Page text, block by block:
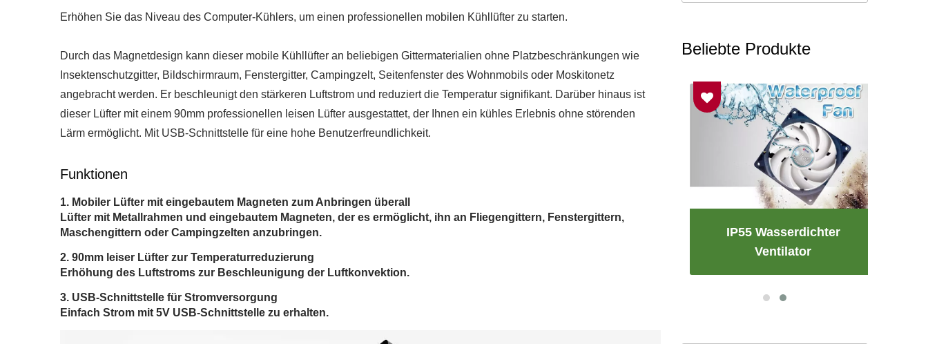
Erhöhen Sie das Niveau des Computer-Kühlers, um einen professionellen mobilen Kühllüfter zu starten.
Durch das Magnetdesign kann dieser mobile Kühllüfter an beliebigen Gittermaterialien ohne Platzbeschränkungen wie
Insektenschutzgitter, Bildschirmraum, Fenstergitter, Campingzelt, Seitenfenster des Wohnmobils oder Moskitonetz
angebracht werden. Er beschleunigt den stärkeren Luftstrom und reduziert die Temperatur signifikant. Darüber hinaus ist
dieser Lüfter mit einem 90mm professionellen leisen Lüfter ausgestattet, der Ihnen ein kühles Erlebnis ohne störenden
Lärm ermöglicht. Mit USB-Schnittstelle für eine hohe Benutzerfreundlichkeit.
Funktionen
Mobiler Lüfter mit eingebautem Magneten zum Anbringen überall
Lüfter mit Metallrahmen und eingebautem Magneten, der es ermöglicht, ihn an Fliegengittern, Fenstergittern,
Maschengittern oder Campingzelten anzubringen.
90mm leiser Lüfter zur Temperaturreduzierung
Erhöhung des Luftstroms zur Beschleunigung der Luftkonvektion.
USB-Schnittstelle für Stromversorgung
Einfach Strom mit 5V USB-Schnittstelle zu erhalten.
Beliebte Produkte
RV-Kühlschrankventilator
IP55 Wasserdichter
IP55 Wasserdichter
Ventilator